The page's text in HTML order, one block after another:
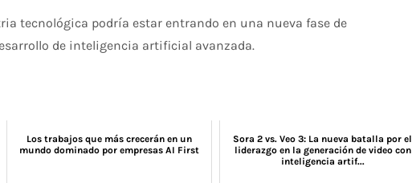
tecnológica podría estar entrando en una nueva fase de
de inteligencia artificial avanzada.
Los trabajos que más crecerán en un
mundo dominado por empresas AI First
Sora 2 vs. Veo 3: La nueva batalla por el
liderazgo en la generación de video con
inteligencia artif...